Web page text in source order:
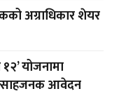
अग्राधिकार शेयर
योजनामा
आवेदन